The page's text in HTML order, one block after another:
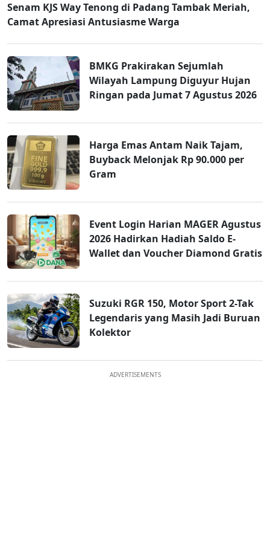
Senam KJS Way Tenong di Padang Tambak Meriah,
Camat Apresiasi Antusiasme Warga
BMKG Prakirakan Sejumlah
Wilayah Lampung Diguyur Hujan
Ringan pada Jumat 7 Agustus 2026
Harga Emas Antam Naik Tajam,
Buyback Melonjak Rp 90.000 per
Gram
Event Login Harian MAGER Agustus
2026 Hadirkan Hadiah Saldo E-
Wallet dan Voucher Diamond Gratis
Suzuki RGR 150, Motor Sport 2-Tak
Legendaris yang Masih Jadi Buruan
Kolektor
ADVERTISEMENTS